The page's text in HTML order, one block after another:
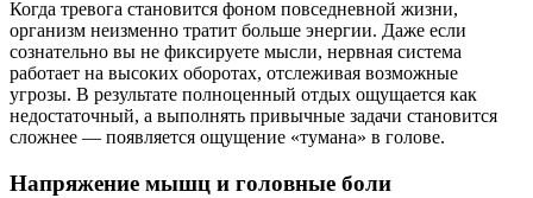
Когда тревога становится фоном повседневной жизни,
организм неизменно тратит больше энергии. Даже если
сознательно вы не фиксируете мысли, нервная система
работает на высоких оборотах, отслеживая возможные
угрозы. В результате полноценный отдых ощущается как
недостаточный, а выполнять привычные задачи становится
сложнее — появляется ощущение «тумана» в голове.
Напряжение мышц и головные боли